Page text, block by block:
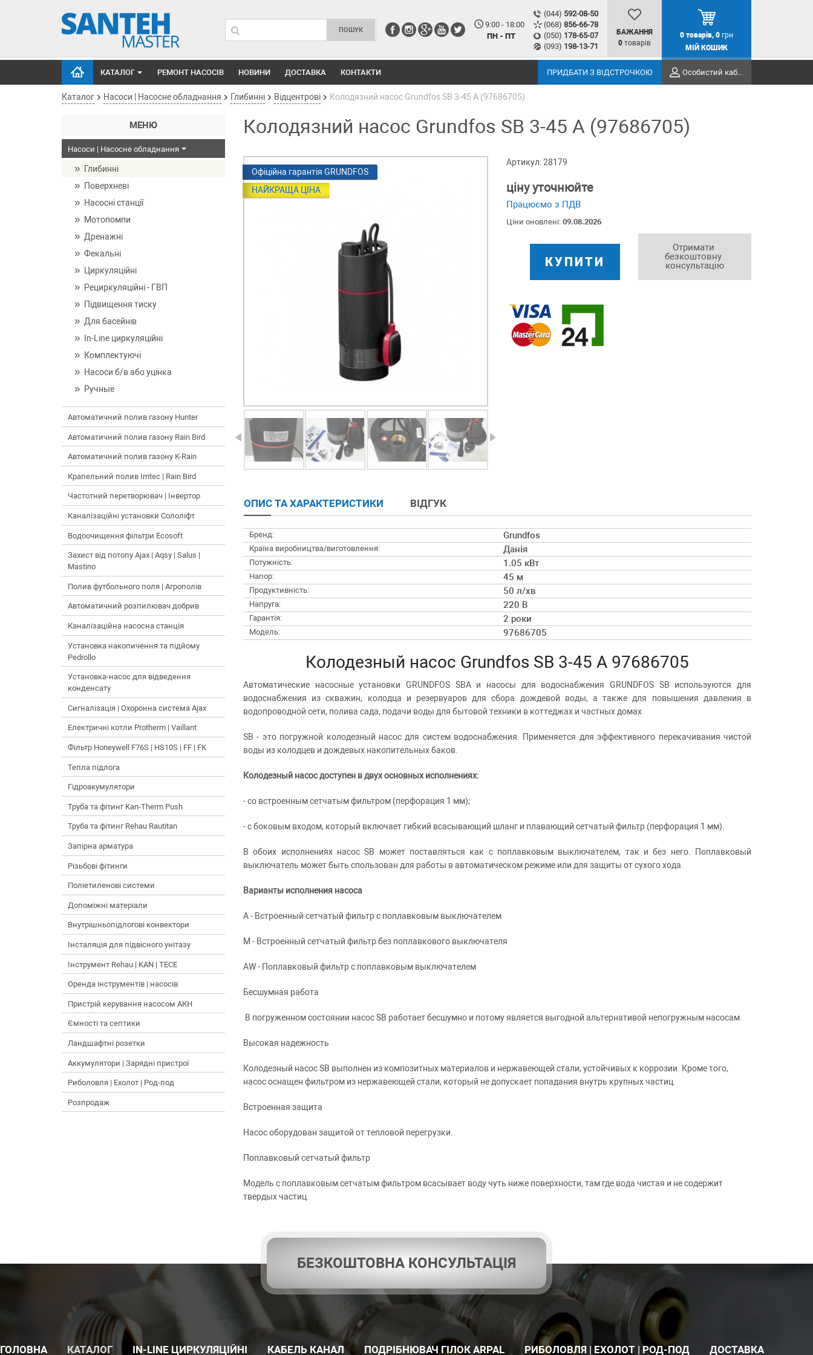
9:00 - 18:00
ПН - ПТ
(044) 592-08-50
(068) 856-66-78
(050) 178-65-07
(093) 198-13-71
БАЖАННЯ
0 товарів
0 товарів, 0 грн
МІЙ КОШИК
КАТАЛОГ РЕМОНТ НАСОСІВ НОВИНИ ДОСТАВКА КОНТАКТИ ПРИДБАТИ З ВІДСТРОЧКОЮ Особистий кабінет
Каталог Насоси | Насосне обладнання Глибинні Відцентрові Колодязний насос Grundfos SB 3-45 A (97686705)
МЕНЮ
Насоси | Насосне обладнання
Глибинні
Поверхневі
Насосні станції
Мотопомпи
Дренажні
Фекальні
Циркуляційні
Рециркуляційні - ГВП
Підвищення тиску
Для басейнів
In-Line циркуляційні
Комплектуючі
Насоси б/в або уцінка
Ручные
Автоматичний полив газону Hunter
Автоматичний полив газону Rain Bird
Автоматичний полив газону K-Rain
Крапельний полив Irritec | Rain Bird
Частотний перетворювач | Інвертор
Каналізаційні установки Сололіфт
Водоочищення фільтри Ecosoft
Захист від потопу Ajax | Aqsy | Salus |
Mastino
Полив футбольного поля | Агрополів
Автоматичний розпилювач добрив
Каналізаційна насосна станція
Установка накопичення та підйому
Pedrollo
Установка-насос для відведення
конденсату
Сигналізація | Охоронна система Ajax
Електричні котли Protherm | Vaillant
Фільтр Honeywell F76S | HS10S | FF | FK
Тепла підлога
Гідроакумулятори
Труба та фітинг Kan-Therm Push
Труба та фітинг Rehau Rautitan
Запірна арматура
Різьбові фітинги
Поліетиленові системи
Допоміжні матеріали
Внутрішньопідлогові конвектори
Інсталяція для підвісного унітазу
Інструмент Rehau | KAN | TECE
Оренда інструментів | насосів
Пристрій керування насосом АКН
Ємності та септики
Ландшафтні розетки
Аккумулятори | Зарядні пристрої
Риболовля | Ехолот | Род-под
Розпродаж
Колодязний насос Grundfos SB 3-45 A (97686705)
Офіційна гарантія GRUNDFOS
НАЙКРАЩА ЦІНА
Артикул: 28179
ціну уточнюйте
Працюємо з ПДВ
Ціни оновлені: 09.08.2026
КУПИТИ
Отримати
безкоштовну
консультацію
ОПИС ТА ХАРАКТЕРИСТИКИ ВІДГУК
Бренд: Grundfos
Країна виробництва/виготовлення: Данія
Потужність: 1.05 кВт
Напор: 45 м
Продуктивність: 50 л/хв
Напруга: 220 В
Гарантія: 2 роки
Модель: 97686705
Колодезный насос Grundfos SB 3-45 A 97686705
Автоматические насосные установки GRUNDFOS SBA и насосы для водоснабжения GRUNDFOS SB используются для
водоснабжения из скважин, колодца и резервуаров для сбора дождевой воды, а также для повышения давления в
водопроводной сети, полива сада, подачи воды для бытовой техники в коттеджах и частных домах
SB - это погружной колодезный насос для систем водоснабжения. Применяется для эффективного перекачивания чистой
воды из колодцев и дождевых накопительных баков.
Колодезный насос доступен в двух основных исполнениях:
- со встроенным сетчатым фильтром (перфорация 1 мм);
- с боковым входом, который включает гибкий всасывающий шланг и плавающий сетчатый фильтр (перфорация 1 мм).
В обоих исполнениях насос SB может поставляться как с поплавковым выключателем, так и без него. Поплавковый
выключатель может быть спользован для работы в автоматическом режиме или для защиты от сухого хода.
Варианты исполнения насоса
A - Встроенный сетчатый фильтр с поплавковым выключателем
M - Встроенный сетчатый фильтр без поплавкового выключателя
AW - Поплавковый фильтр с поплавковым выключателем
Бесшумная работа
В погруженном состоянии насос SB работает бесшумно и потому является выгодной альтернативой непогружным насосам.
Высокая надежность
Колодезный насос SB выполнен из композитных материалов и нержавеющей стали, устойчивых к коррозии. Кроме того,
насос оснащен фильтром из нержавеющей стали, который не допускает попадания внутрь крупных частиц.
Встроенная защита
Насос оборудован защитой от тепловой перегрузки.
Поплавковый сетчатый фильтр
Модель с поплавковым сетчатым фильтром всасывает воду чуть ниже поверхности, там где вода чистая и не содержит
твердых частиц.
БЕЗКОШТОВНА КОНСУЛЬТАЦІЯ
ГОЛОВНА КАТАЛОГ IN-LINE ЦИРКУЛЯЦІЙНІ КАБЕЛЬ КАНАЛ ПОДРІБНЮВАЧ ГІЛОК ARPAL РИБОЛОВЛЯ | ЕХОЛОТ | РОД-ПОД ДОСТАВКА